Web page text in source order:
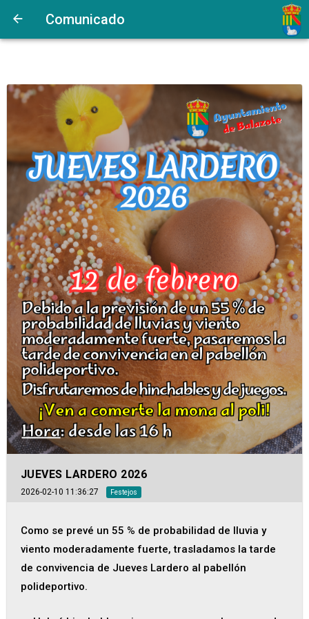
Comunicado
JUEVES LARDERO 2026
2026-02-10 11:36:27 Festejos
Como se prevé un 55 % de probabilidad de lluvia y
viento moderadamente fuerte, trasladamos la tarde
de convivencia de Jueves Lardero al pabellón
polideportivo.